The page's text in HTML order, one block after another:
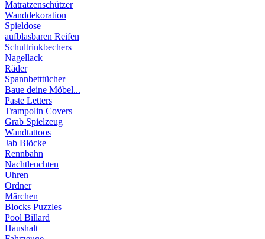
Matratzenschützer
Wanddekoration
Spieldose
aufblasbaren Reifen
Schultrinkbechers
Nagellack
Räder
Spannbetttücher
Baue deine Möbel...
Paste Letters
Trampolin Covers
Grab Spielzeug
Wandtattoos
Jab Blöcke
Rennbahn
Nachtleuchten
Uhren
Ordner
Märchen
Blocks Puzzles
Pool Billard
Haushalt